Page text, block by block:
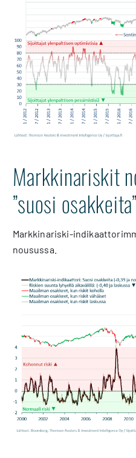
Markkinariskit
”suosi
Markkinariski-
nousussa.